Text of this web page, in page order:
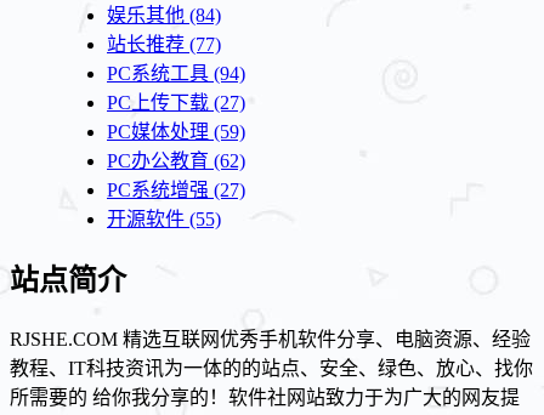
娱乐其他 (84)
站长推荐 (77)
PC系统工具 (94)
PC上传下载 (27)
PC媒体处理 (59)
PC办公教育 (62)
PC系统增强 (27)
开源软件 (55)
站点简介
RJSHE.COM 精选互联网优秀手机软件分享、电脑资源、经验
教程、IT科技资讯为一体的的站点、安全、绿色、放心、找你
所需要的 给你我分享的！软件社网站致力于为广大的网友提